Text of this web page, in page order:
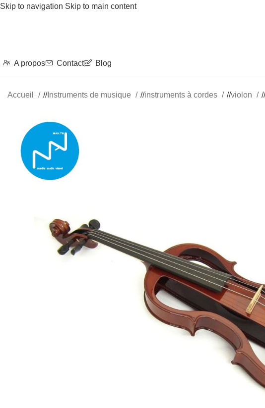
Skip to navigation Skip to main content
A propos Contact Blog
Accueil / Instruments de musique / instruments à cordes / violon /